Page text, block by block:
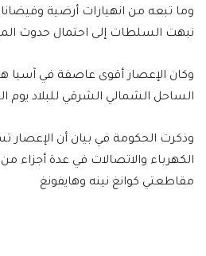
وما تبعه من انهيارات أرضية
نبهت السلطات إلى احتمال حدوث
وكان الإعصار أقوى عاصفة في آسيا
الساحل الشمالي الشرقي للبلاد يوم
وذكرت الحكومة في بيان أن
الكهرباء والاتصالات في عدة أجزاء
مقاطعتي كوانغ نينه وهايفونغ